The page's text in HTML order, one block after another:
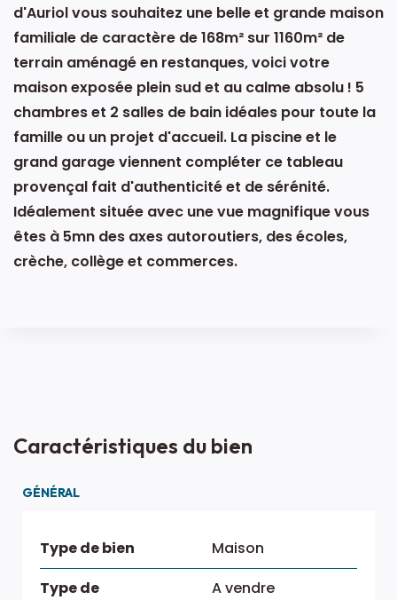
d'Auriol vous souhaitez une belle et grande maison
familiale de caractère de 168m² sur 1160m² de
terrain aménagé en restanques, voici votre
maison exposée plein sud et au calme absolu ! 5
chambres et 2 salles de bain idéales pour toute la
famille ou un projet d'accueil. La piscine et le
grand garage viennent compléter ce tableau
provençal fait d'authenticité et de sérénité.
Idéalement située avec une vue magnifique vous
êtes à 5mn des axes autoroutiers, des écoles,
crèche, collège et commerces.
Caractéristiques du bien
GÉNÉRAL
Type de bien
Maison
Type de
A vendre